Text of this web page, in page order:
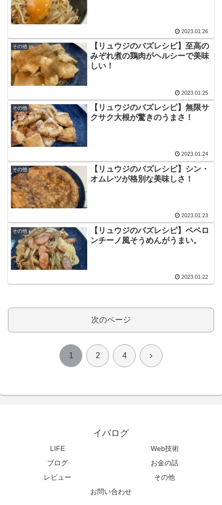
2023.01.26
その他
【リュウジのバズレシピ】至高の
みぞれ煮の鶏肉がヘルシーで美味
しい！
2023.01.25
その他
【リュウジのバズレシピ】無限サ
クサク大根が驚きのうまさ！
2023.01.24
その他
【リュウジのバズレシピ】シン・
オムレツが格別な美味しさ！
2023.01.23
その他
【リュウジのバズレシピ】ペペロ
ンチーノ風そうめんがうまい。
2023.01.22
次のページ
1 2 4 次
イバログ
LIFE
Web技術
ブログ
お金の話
レビュー
その他
お問い合わせ